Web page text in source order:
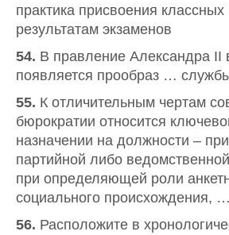
практика присвоения
результатам экзаменов
54. В правление Александра II
появляется прообраз …
55. К отличительным чертам
бюрократии относится
назначении на должности –
партийной либо
при определяющей роли
социального происхождения, …
56. Расположите в